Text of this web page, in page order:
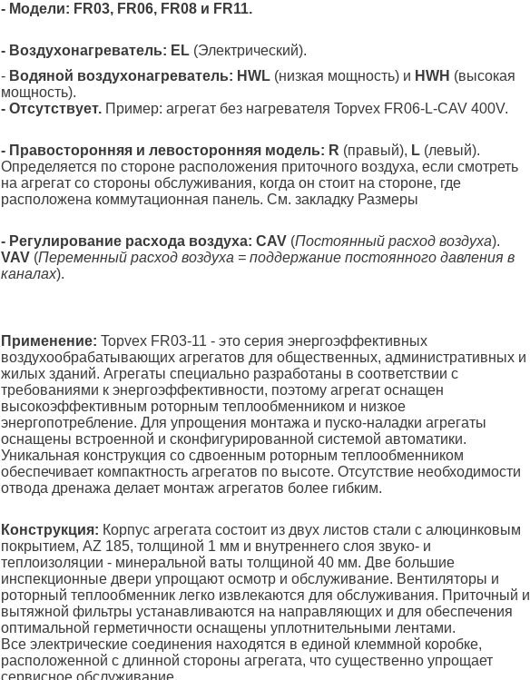
- Модели: FR03, FR06, FR08 и FR11.
- Воздухонагреватель: EL(Электрический).
-Водяной воздухонагреватель: HWL(низкая мощность) и HWH (высокая
мощность).
- Отсутствует.Пример: агрегат без нагревателя Topvex FR06-L-CAV 400V.
- Правосторонняя и левосторонняя модель: R (правый), L(левый).
Определяется по стороне расположения приточного воздуха, если смотреть
на агрегат со стороны обслуживания, когда он стоит на стороне, где
расположена коммутационная панель. См. закладку Размеры
- Регулирование расхода воздуха: CAV(Постоянный расход воздуха).
VAV(Переменный расход воздуха = поддержание постоянного давления в
каналах).
Применение: Topvex FR03-11 - это серия энергоэффективных
воздухообрабатывающих агрегатов для общественных, административных и
жилых зданий. Агрегаты специально разработаны в соответствии с
требованиями к энергоэффективности, поэтому агрегат оснащен
высокоэффективным роторным теплообменником и низкое
энергопотребление. Для упрощения монтажа и пуско-наладки агрегаты
оснащены встроенной и сконфигурированной системой автоматики.
Уникальная конструкция со сдвоенным роторным теплообменником
обеспечивает компактность агрегатов по высоте. Отсутствие необходимости
отвода дренажа делает монтаж агрегатов более гибким.
Конструкция: Корпус агрегата состоит из двух листов стали с алюцинковым
покрытием, AZ 185, толщиной 1 мм и внутреннего слоя звуко- и
теплоизоляции - минеральной ваты толщиной 40 мм. Две большие
инспекционные двери упрощают осмотр и обслуживание. Вентиляторы и
роторный теплообменник легко извлекаются для обслуживания. Приточный и
вытяжной фильтры устанавливаются на направляющих и для обеспечения
оптимальной герметичности оснащены уплотнительными лентами.
Все электрические соединения находятся в единой клеммной коробке,
расположенной с длинной стороны агрегата, что существенно упрощает
сервисное обслуживание.